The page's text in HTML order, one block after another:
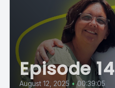
Episode 14
August 12, 2025 • 00:39:05